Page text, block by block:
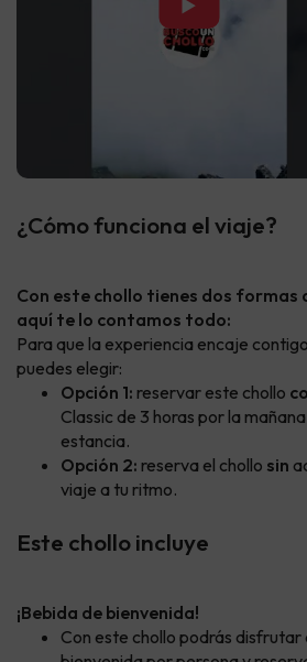
▶
¿Cómo funciona el viaje?
Con este chollo tienes dos
aquí te lo contamos todo:
Para que la experiencia encaje
puedes elegir:
Opción 1: reservar este chollo
Classic de 3 horas por la
estancia.
Opción 2: reserva el chollo sin
viaje a tu ritmo.
Este chollo incluye
¡Bebida de bienvenida!
Con este chollo podrás disfrutar